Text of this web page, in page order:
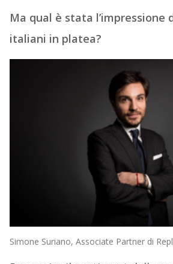
Ma qual è stata l’impressione
italiani in platea?
Simone Suriano, Associate Partner di